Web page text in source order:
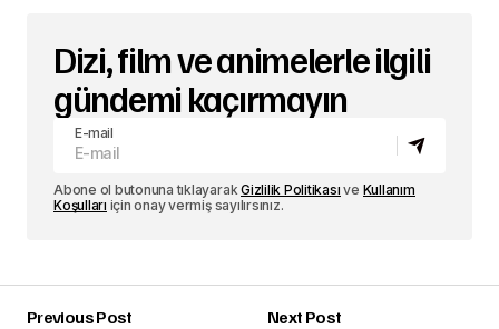
Dizi, film ve animelerle ilgili
gündemi kaçırmayın
E-mail
Abone ol butonuna tıklayarakGizlilik Politikası ve Kullanım
Koşulları için onay vermiş sayılırsınız.
Previous Post
Next Post